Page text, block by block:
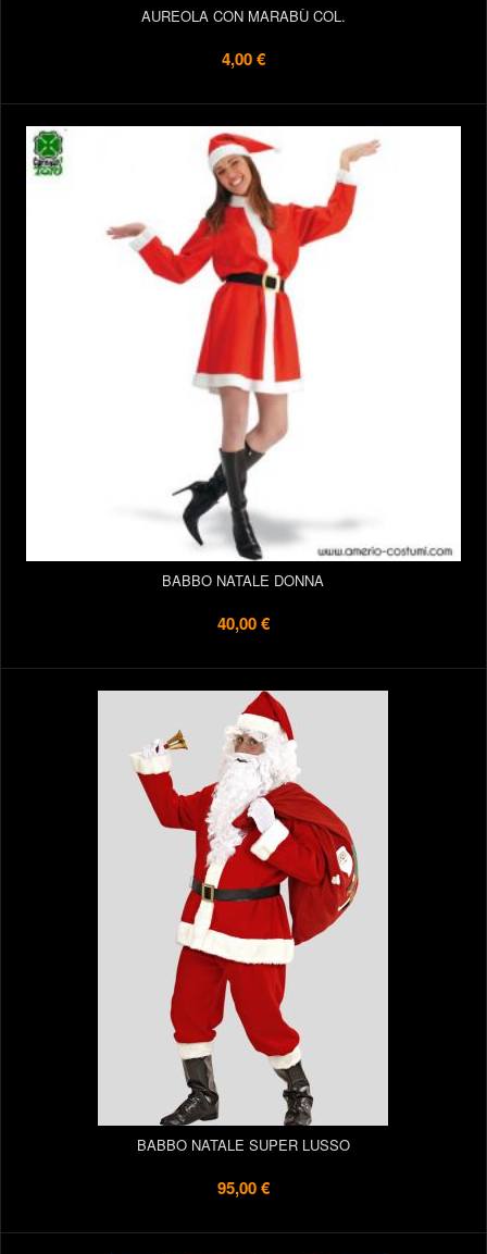
AUREOLA CON MARABÙ COL.
4,00 €
BABBO NATALE DONNA
40,00 €
BABBO NATALE SUPER LUSSO
95,00 €